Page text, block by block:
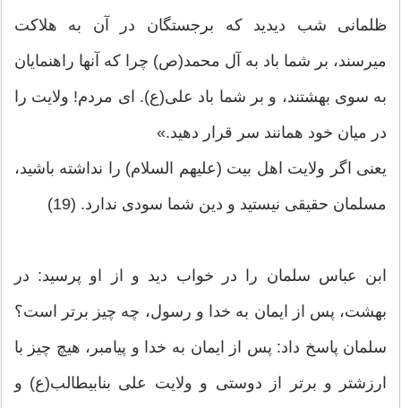
ظلمانی شب دیدید که برجستگان در آن به هلاکت
می‏رسند، بر شما باد به آل محمد(ص) چرا که آنها راهنمایان
به سوی بهشتند، و بر شما باد علی(ع). ای مردم! ولایت را
در میان خود همانند سر قرار دهید.»
یعنی اگر ولایت اهل بیت (علیهم السلام) را نداشته باشید،
مسلمان حقیقی نیستید و دین شما سودی ندارد. (19)
ابن‏ عباس سلمان را در خواب دید و از او پرسید: در
بهشت، پس از ایمان به خدا و رسول، چه چیز برتر است؟
سلمان پاسخ داد: پس از ایمان به خدا و پیامبر، هیچ چیز با
ارزشتر و برتر از دوستی و ولایت علی بن‏ابی‏طالب(ع) و